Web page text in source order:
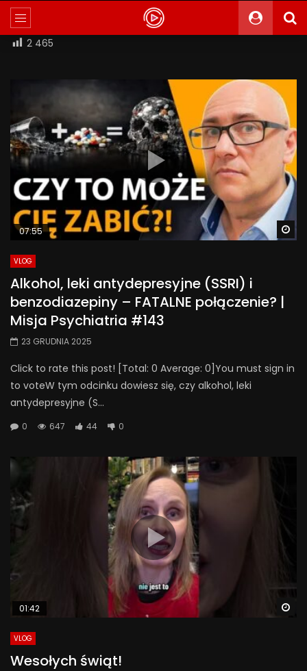
2 465
07:55
VLOG
Alkohol, leki antydepresyjne (SSRI) i
benzodiazepiny – FATALNE połączenie? |
Misja Psychiatria #143
23 GRUDNIA 2025
Click to rate this post! [Total: 0 Average: 0]You must sign in
to voteW tym odcinku dowiesz się, czy alkohol, leki
antydepresyjne (S...
0 647 44 0
01:42
VLOG
Wesołych świąt!